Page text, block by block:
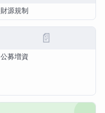
財源規制
📄
公募増資